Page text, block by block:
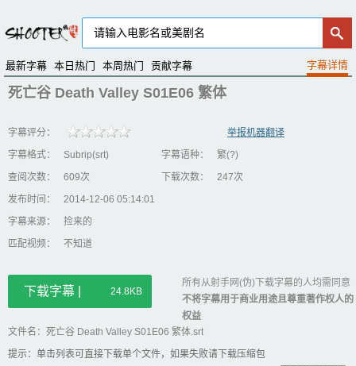
最新字幕 本日热门 本周热门 贡献字幕
死亡谷 Death Valley S01E06 繁体
字幕评分：
举报机器翻译
字幕格式：
Subrip(srt) 字幕语种：
繁(?)
查阅次数：
609次 下载次数：
247次
发布时间：
2014-12-06 05:14:01
字幕来源：
捡来的
匹配视频：
不知道
下载字幕 | 24.8KB
所有从射手网(伪)下载字幕的人均需同意
不将字幕用于商业用途且尊重著作权人的
权益
文件名：死亡谷 Death Valley S01E06 繁体.srt
提示：单击列表可直接下载单个文件，如果失败请下载压缩包